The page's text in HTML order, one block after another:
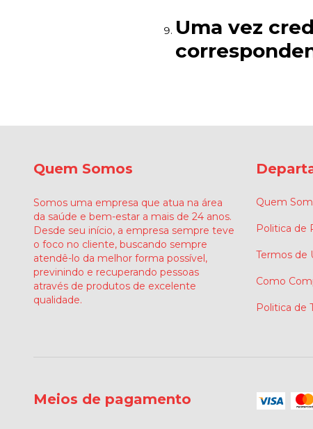
Uma vez
Quem Somos
Somos uma empresa que atua na área
da saúde e bem-estar a mais de 24 anos.
Desde seu início, a empresa sempre teve
o foco no cliente, buscando sempre
atendê-lo da melhor forma possível,
previnindo e recuperando pessoas
através de produtos de excelente
qualidade.
Quem
Politica de
Termos de
Como
Politica de
Meios de pagamento